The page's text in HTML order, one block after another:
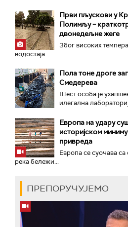
Први пљускови у
Полимљу –
двонедељне жеге
Због високих
водостаја...
Пола тоне дроге
Смедерева
Шест особа је
илегална
Европа на удару
историјском
привреда
Европа се суочава
река бележи...
ПРЕПОРУЧУЈЕМО